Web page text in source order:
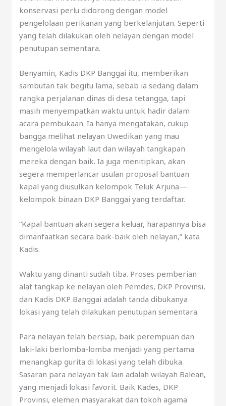
konservasi perlu didorong dengan model
pengelolaan perikanan yang berkelanjutan. Seperti
yang telah dilakukan oleh nelayan dengan model
penutupan sementara.
Benyamin, Kadis DKP Banggai itu, memberikan
sambutan tak begitu lama, sebab ia sedang dalam
rangka perjalanan dinas di desa tetangga, tapi
masih menyempatkan waktu untuk hadir dalam
acara pembukaan. Ia hanya mengatakan, cukup
bangga melihat nelayan Uwedikan yang mau
mengelola wilayah laut dan wilayah tangkapan
mereka dengan baik. Ia juga menitipkan, akan
segera memperlancar usulan proposal bantuan
kapal yang diusulkan kelompok Teluk Arjuna—
kelompok binaan DKP Banggai yang terdaftar.
“Kapal bantuan akan segera keluar, harapannya bisa
dimanfaatkan secara baik-baik oleh nelayan,” kata
Kadis.
Waktu yang dinanti sudah tiba. Proses pemberian
alat tangkap ke nelayan oleh Pemdes, DKP Provinsi,
dan Kadis DKP Banggai adalah tanda dibukanya
lokasi yang telah dilakukan penutupan sementara.
Para nelayan telah bersiap, baik perempuan dan
laki-laki berlomba-lomba menjadi yang pertama
menangkap gurita di lokasi yang telah dibuka.
Sasaran para nelayan tak lain adalah wilayah Balean,
yang menjadi lokasi favorit. Baik Kades, DKP
Provinsi, elemen masyarakat dan tokoh agama